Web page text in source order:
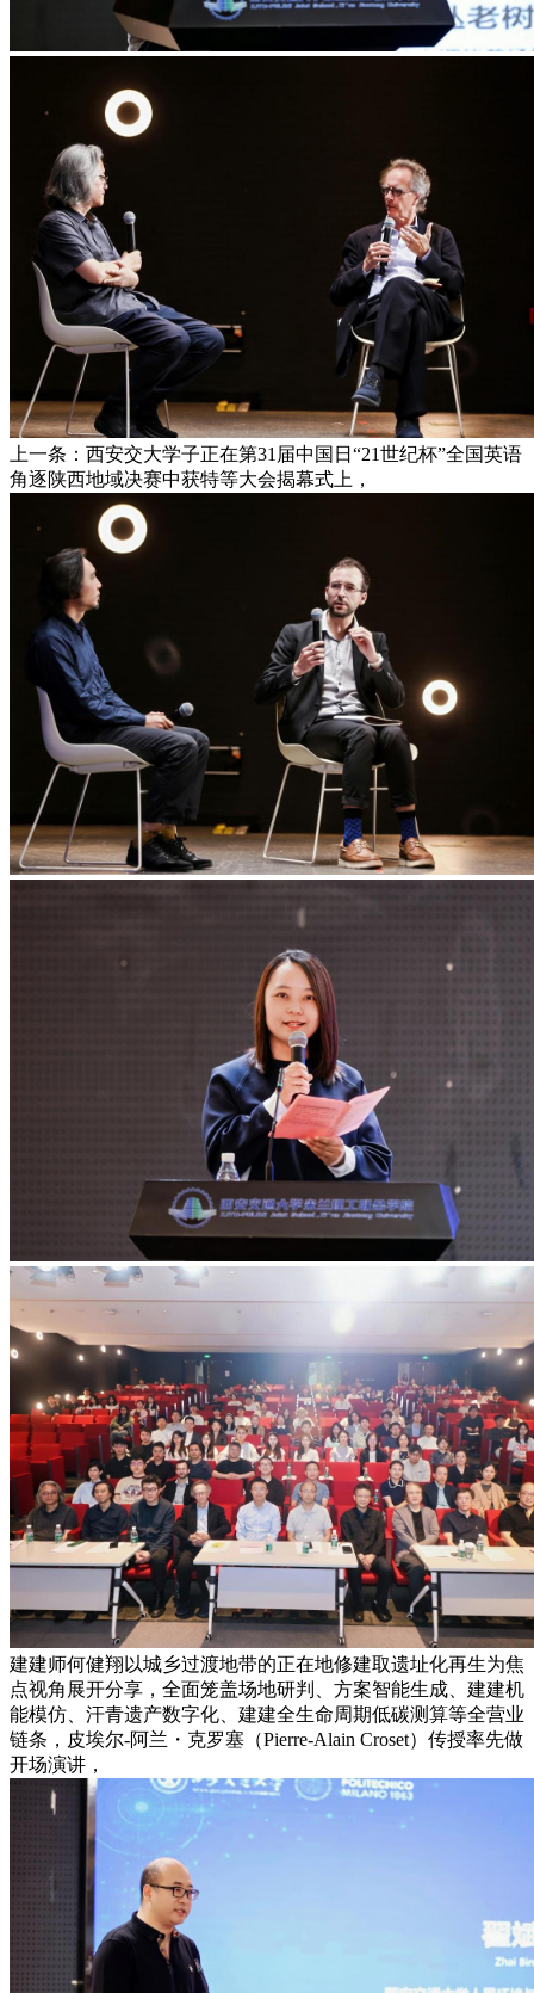
上一条：西安交大学子正在第31届中国日“21世纪杯”全国英语
角逐陕西地域决赛中获特等大会揭幕式上，
建建师何健翔以城乡过渡地带的正在地修建取遗址化再生为焦
点视角展开分享，全面笼盖场地研判、方案智能生成、建建机
能模仿、汗青遗产数字化、建建全生命周期低碳测算等全营业
链条，皮埃尔-阿兰・克罗塞（Pierre-Alain Croset）传授率先做
开场演讲，